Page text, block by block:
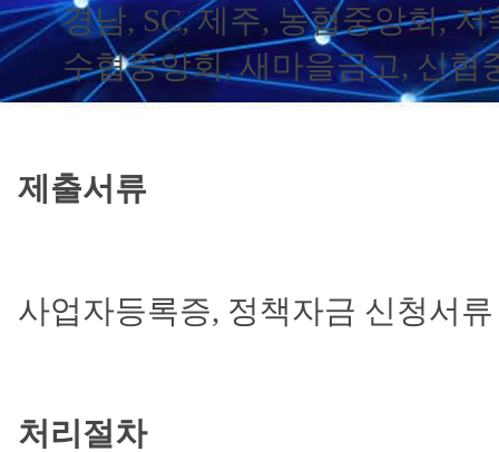
경남, SC, 제주, 농협중앙회,
수협중앙회, 새마을금고, 신협
제출서류
사업자등록증, 정책자금 신청서
처리절차